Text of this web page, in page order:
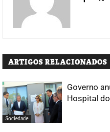
ARTIGOS RELACIONADOS
Sociedade
Governo
Hospital